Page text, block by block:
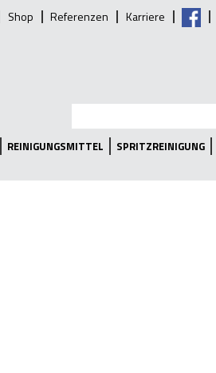
Shop Referenzen Karriere
REINIGUNGSMITTEL SPRITZREINIGUNG